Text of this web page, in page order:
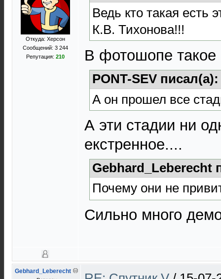
Откуда: Херсон
Сообщений: 3 244
Репутация: 210
Ведь кто такая
К.В. Тихонова!!!
В фотошопе такое
PONT-SEV
А он прошел все
А эти стадии ни
екстренное....
Gebhard_Leberecht
Почему они не
Сильно много
Gebhard_Leberecht